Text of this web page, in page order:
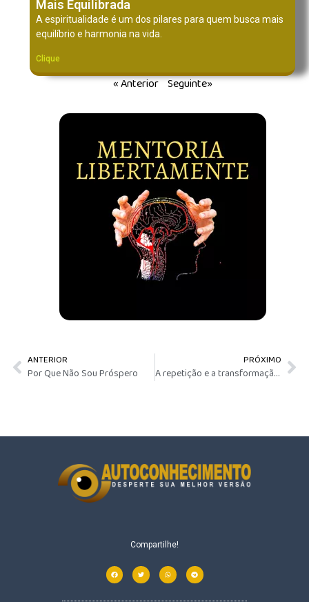
Mais Equilibrada
A espiritualidade é um dos pilares para quem busca mais
equilíbrio e harmonia na vida.
Clique
« Anterior Seguinte»
ANTERIOR
Por Que Não Sou Próspero
PRÓXIMO
A repetição e a transformação da Mente (Lavagem Cerebral)
Compartilhe!